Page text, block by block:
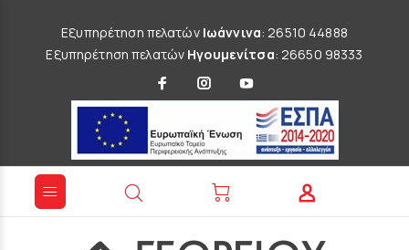
Εξυπηρέτηση πελατών Ιωάννινα: 26510 44888
Εξυπηρέτηση πελατών Ηγουμενίτσα: 26650 98333